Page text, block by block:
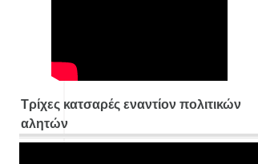
Τρίχες κατσαρές εναντίον πολιτικών
αλητών